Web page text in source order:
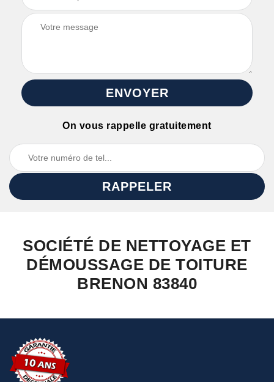
On vous rappelle gratuitement
SOCIÉTÉ DE NETTOYAGE ET
DÉMOUSSAGE DE TOITURE
BRENON 83840